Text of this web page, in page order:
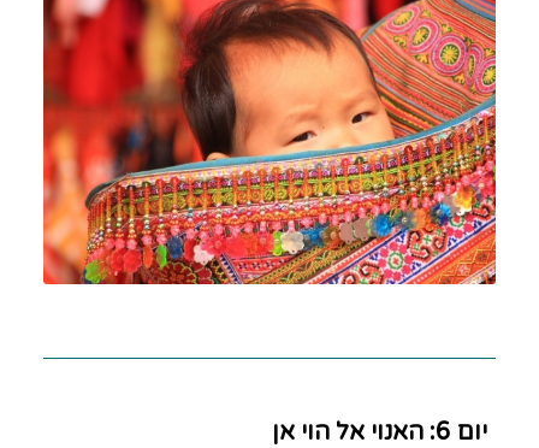
יום 6: האנוי אל הוי אן